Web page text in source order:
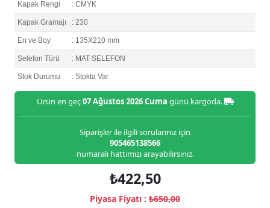
Kapak Rengi : CMYK
Kapak Gramajı : 230
En ve Boy : 135X210 mm
Selefon Türü : MAT SELEFON
Stok Durumu : Stokta Var
Ürün en geç07 Ağustos 2026 Cuma günü kargoda.
Siparişler ile ilgili sorularınız için
905465138566
numaralı hattımızı arayabilirsiniz.
₺422,50
Piyasa Fiyatı : ₺650,00